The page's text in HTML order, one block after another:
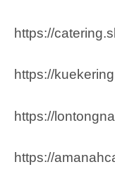
https://
https://
https://
https://